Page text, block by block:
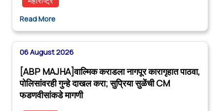
Read More
06 August 2026
[ABP MAJHA]वाल्मिक कराडला नागपूर कारागृहात पाठवा,
पोलिसांवरही गुन्हे दाखल करा; सुप्रिया सुळेंची CM
फडणवीसांकडे मागणी